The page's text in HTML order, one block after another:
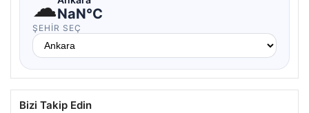
☁NaN°C
ŞEHIR SEÇ
Bizi Takip Edin